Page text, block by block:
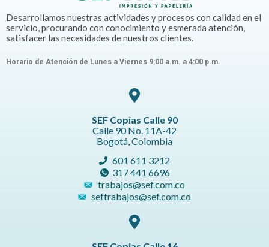
Desarrollamos nuestras actividades y procesos con calidad en el
servicio, procurando con conocimiento y esmerada atención,
satisfacer las necesidades de nuestros clientes.
Horario de Atención de Lunes a Viernes 9:00 a.m. a 4:00 p.m.
SEF Copias Calle 90
Calle 90 No. 11A-42
Bogotá, Colombia
601 611 3212
317 441 6696
trabajos@sef.com.co
seftrabajos@sef.com.co